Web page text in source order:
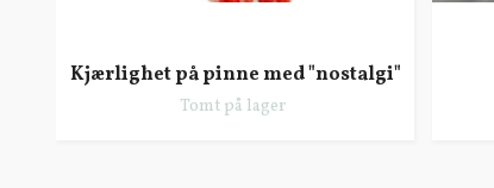
Kjærlighet på pinne med "nostalgi"
Tomt på lager